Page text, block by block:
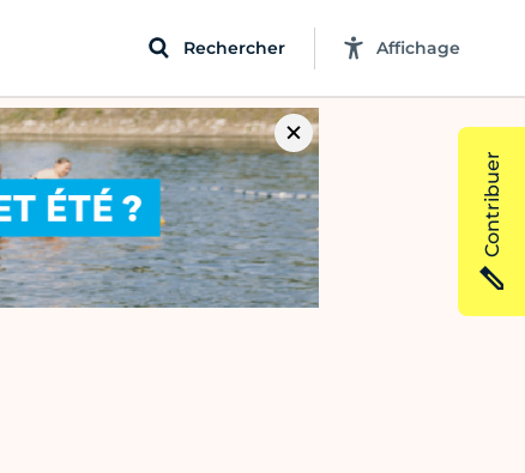
Rechercher Affichage
Contribuer